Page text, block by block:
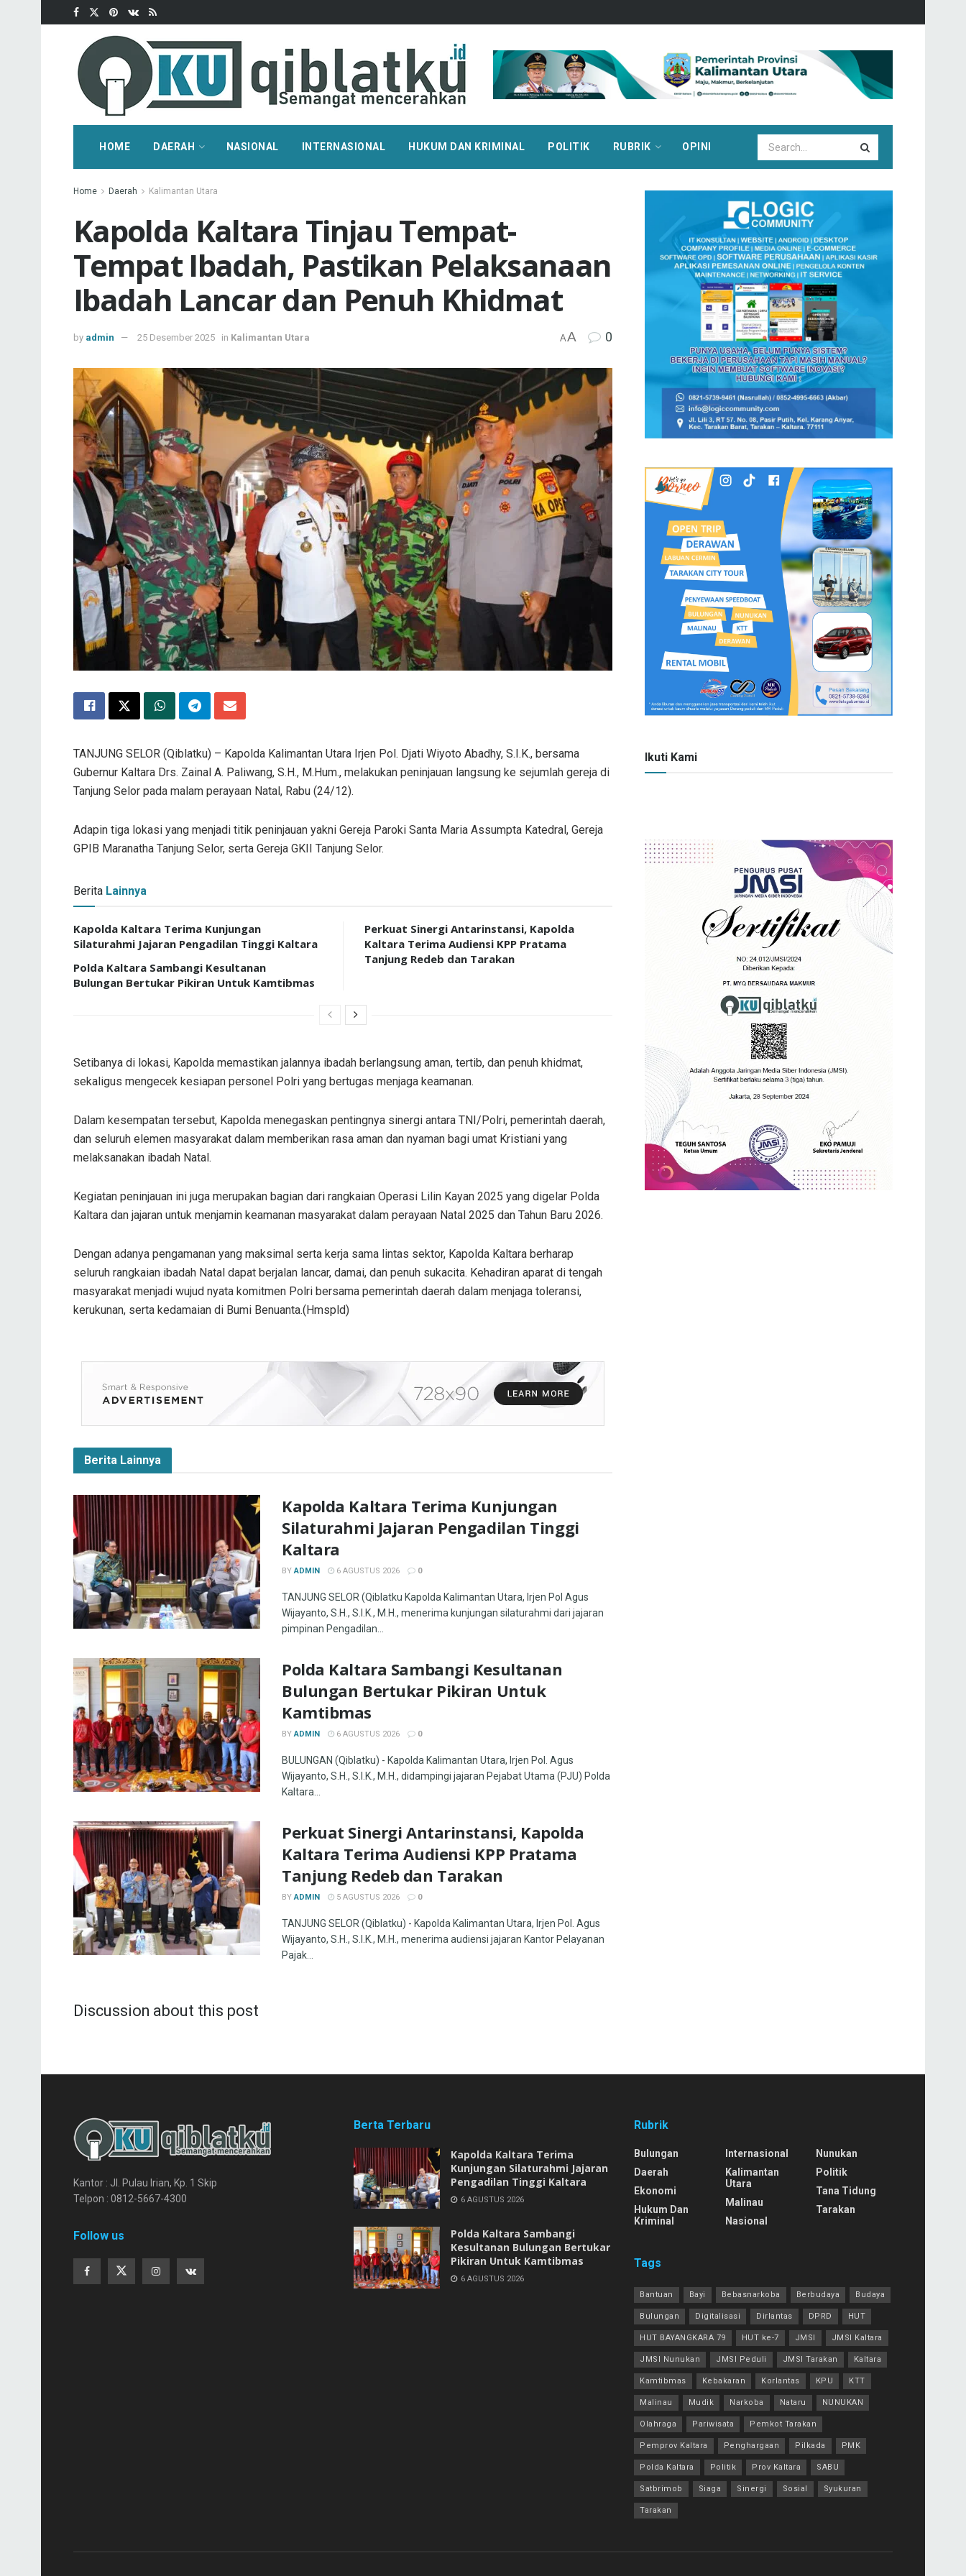
HOME DAERAH NASIONAL INTERNASIONAL HUKUM DAN KRIMINAL POLITIK RUBRIK OPINI
Home Daerah Kalimantan Utara
Kapolda Kaltara Tinjau Tempat-
Tempat Ibadah, Pastikan Pelaksanaan
Ibadah Lancar dan Penuh Khidmat
by admin 25 Desember 2025 in Kalimantan Utara AA 0
TANJUNG SELOR (Qiblatku) – Kapolda Kalimantan Utara Irjen Pol. Djati Wiyoto Abadhy, S.I.K., bersama
Gubernur Kaltara Drs. Zainal A. Paliwang, S.H., M.Hum., melakukan peninjauan langsung ke sejumlah gereja di
Tanjung Selor pada malam perayaan Natal, Rabu (24/12).
Adapin tiga lokasi yang menjadi titik peninjauan yakni Gereja Paroki Santa Maria Assumpta Katedral, Gereja
GPIB Maranatha Tanjung Selor, serta Gereja GKII Tanjung Selor.
Berita Lainnya
Kapolda Kaltara Terima Kunjungan
Silaturahmi Jajaran Pengadilan Tinggi Kaltara
Polda Kaltara Sambangi Kesultanan
Bulungan Bertukar Pikiran Untuk Kamtibmas
Perkuat Sinergi Antarinstansi, Kapolda
Kaltara Terima Audiensi KPP Pratama
Tanjung Redeb dan Tarakan
Setibanya di lokasi, Kapolda memastikan jalannya ibadah berlangsung aman, tertib, dan penuh khidmat,
sekaligus mengecek kesiapan personel Polri yang bertugas menjaga keamanan.
Dalam kesempatan tersebut, Kapolda menegaskan pentingnya sinergi antara TNI/Polri, pemerintah daerah,
dan seluruh elemen masyarakat dalam memberikan rasa aman dan nyaman bagi umat Kristiani yang
melaksanakan ibadah Natal.
Kegiatan peninjauan ini juga merupakan bagian dari rangkaian Operasi Lilin Kayan 2025 yang digelar Polda
Kaltara dan jajaran untuk menjamin keamanan masyarakat dalam perayaan Natal 2025 dan Tahun Baru 2026.
Dengan adanya pengamanan yang maksimal serta kerja sama lintas sektor, Kapolda Kaltara berharap
seluruh rangkaian ibadah Natal dapat berjalan lancar, damai, dan penuh sukacita. Kehadiran aparat di tengah
masyarakat menjadi wujud nyata komitmen Polri bersama pemerintah daerah dalam menjaga toleransi,
kerukunan, serta kedamaian di Bumi Benuanta.(Hmspld)
Berita Lainnya
Kapolda Kaltara Terima Kunjungan
Silaturahmi Jajaran Pengadilan Tinggi
Kaltara
BY ADMIN 6 AGUSTUS 2026 0
TANJUNG SELOR (Qiblatku Kapolda Kalimantan Utara, Irjen Pol Agus
Wijayanto, S.H., S.I.K., M.H., menerima kunjungan silaturahmi dari jajaran
pimpinan Pengadilan...
Polda Kaltara Sambangi Kesultanan
Bulungan Bertukar Pikiran Untuk
Kamtibmas
BY ADMIN 6 AGUSTUS 2026 0
BULUNGAN (Qiblatku) - Kapolda Kalimantan Utara, Irjen Pol. Agus
Wijayanto, S.H., S.I.K., M.H., didampingi jajaran Pejabat Utama (PJU) Polda
Kaltara...
Perkuat Sinergi Antarinstansi, Kapolda
Kaltara Terima Audiensi KPP Pratama
Tanjung Redeb dan Tarakan
BY ADMIN 5 AGUSTUS 2026 0
TANJUNG SELOR (Qiblatku) - Kapolda Kalimantan Utara, Irjen Pol. Agus
Wijayanto, S.H., S.I.K., M.H., menerima audiensi jajaran Kantor Pelayanan
Pajak...
Discussion about this post
Ikuti Kami
Kantor : Jl. Pulau Irian, Kp. 1 Skip
Telpon : 0812-5667-4300
Follow us
Berta Terbaru
Kapolda Kaltara Terima
Kunjungan Silaturahmi Jajaran
Pengadilan Tinggi Kaltara
6 AGUSTUS 2026
Polda Kaltara Sambangi
Kesultanan Bulungan Bertukar
Pikiran Untuk Kamtibmas
6 AGUSTUS 2026
Rubrik
Bulungan
Daerah
Ekonomi
Hukum Dan
Kriminal
Internasional
Kalimantan
Utara
Malinau
Nasional
Nunukan
Politik
Tana Tidung
Tarakan
Tags
Bantuan Bayi Bebasnarkoba Berbudaya Budaya
Bulungan Digitalisasi Dirlantas DPRD HUT
HUT BAYANGKARA 79 HUT ke-7 JMSI JMSI Kaltara
JMSI Nunukan JMSI Peduli JMSI Tarakan Kaltara
Kamtibmas Kebakaran Korlantas KPU KTT
Malinau Mudik Narkoba Nataru NUNUKAN
Olahraga Pariwisata Pemkot Tarakan
Pemprov Kaltara Penghargaan Pilkada PMK
Polda Kaltara Politik Prov Kaltara SABU
Satbrimob Siaga Sinergi Sosial Syukuran
Tarakan